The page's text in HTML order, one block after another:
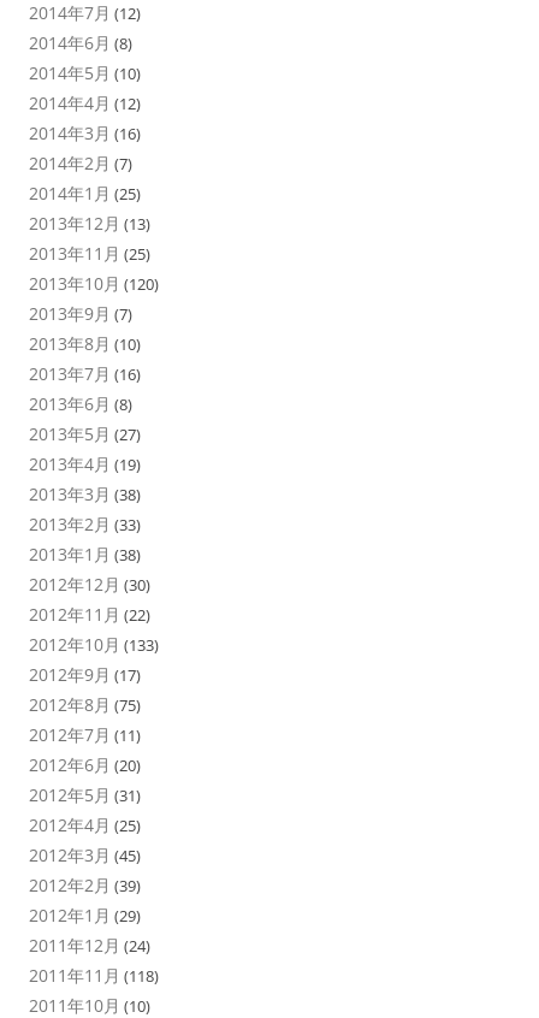
2014年7月 (12)
2014年6月 (8)
2014年5月 (10)
2014年4月 (12)
2014年3月 (16)
2014年2月 (7)
2014年1月 (25)
2013年12月 (13)
2013年11月 (25)
2013年10月 (120)
2013年9月 (7)
2013年8月 (10)
2013年7月 (16)
2013年6月 (8)
2013年5月 (27)
2013年4月 (19)
2013年3月 (38)
2013年2月 (33)
2013年1月 (38)
2012年12月 (30)
2012年11月 (22)
2012年10月 (133)
2012年9月 (17)
2012年8月 (75)
2012年7月 (11)
2012年6月 (20)
2012年5月 (31)
2012年4月 (25)
2012年3月 (45)
2012年2月 (39)
2012年1月 (29)
2011年12月 (24)
2011年11月 (118)
2011年10月 (10)